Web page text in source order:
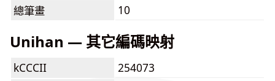
總筆畫
10
Unihan — 其它編碼映射
kCCCII
254073